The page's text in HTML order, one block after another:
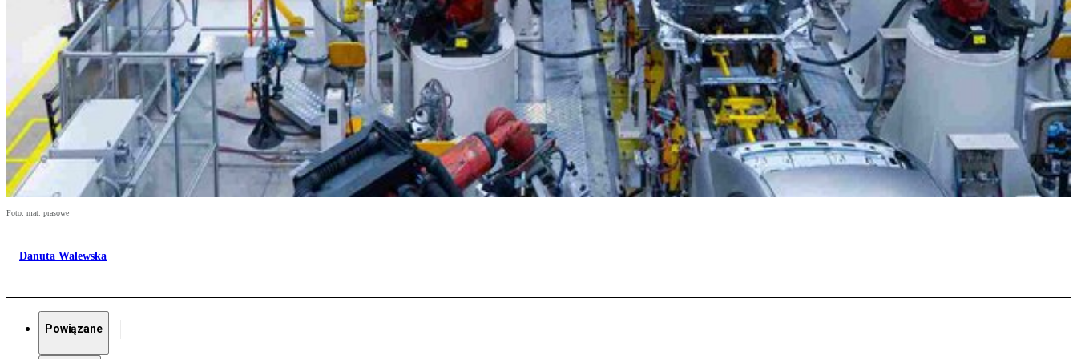
Foto: mat. prasowe
Danuta Walewska
Powiązane